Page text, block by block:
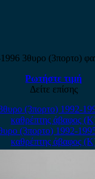
3θυρο (3πορτο)
Ρωτήστε τιμή
Δείτε επίσης
(3πορτο) 1992-1995
καθρέπτης άβαφος